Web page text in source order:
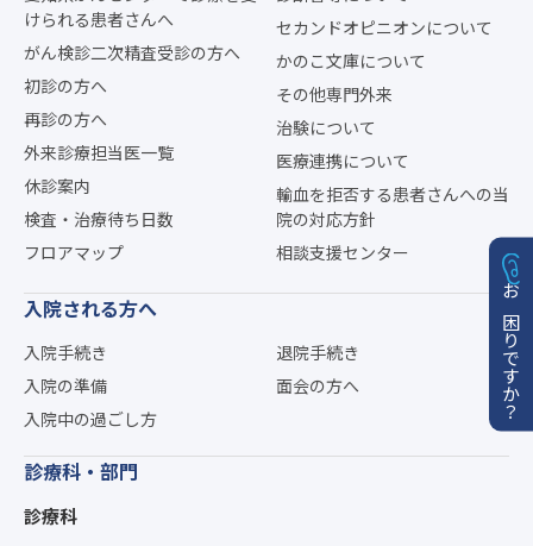
けられる患者さんへ
がん検診二次精査受診の方へ
初診の方へ
再診の方へ
外来診療担当医一覧
休診案内
検査・治療待ち日数
フロアマップ
セカンドオピニオンについて
かのこ文庫について
その他専門外来
治験について
医療連携について
輸血を拒否する患者さんへの当
院の対応方針
相談支援センター
入院される方へ
入院手続き
入院の準備
入院中の過ごし方
退院手続き
面会の方へ
診療科・部門
診療科
お困りですか？